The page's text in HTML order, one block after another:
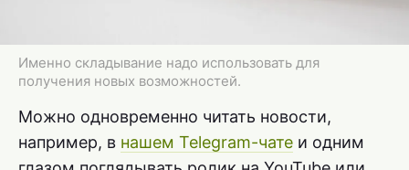
Именно складывание надо использовать для
получения новых возможностей.
Можно одновременно читать новости,
например, в нашем Telegram-чате и одним